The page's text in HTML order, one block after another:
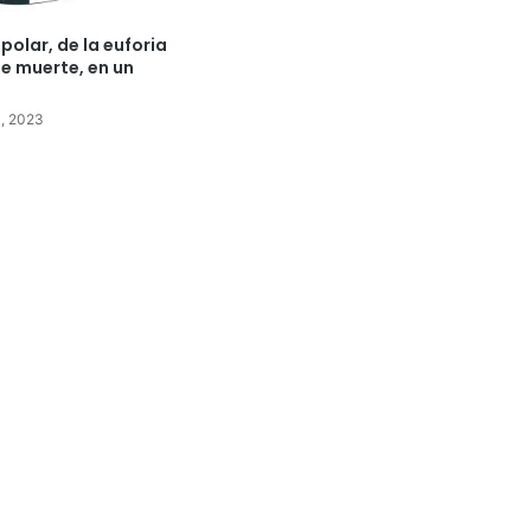
de la euforia
muerte, en un
2023